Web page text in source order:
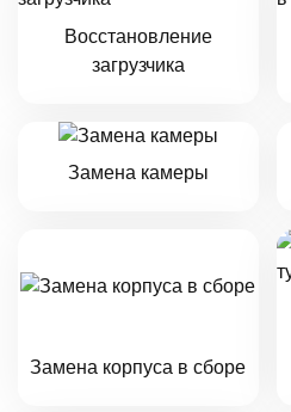
Восстановление
загрузчика
Замена камеры
Замена корпуса в сборе